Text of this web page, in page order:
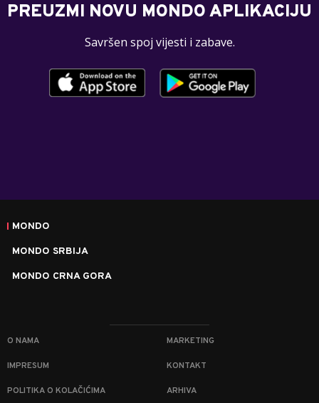
PREUZMI NOVU MONDO APLIKACIJU
Savršen spoj vijesti i zabave.
MONDO
MONDO SRBIJA
MONDO CRNA GORA
O NAMA MARKETING
IMPRESUM KONTAKT
POLITIKA O KOLAČIĆIMA ARHIVA